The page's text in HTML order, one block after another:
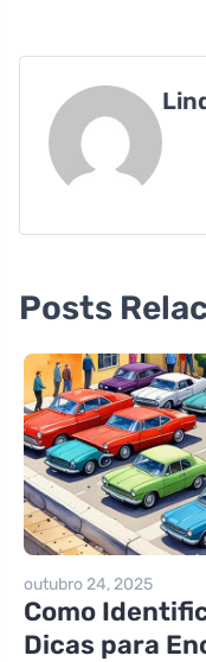
Posts
outubro 24, 2025
Como
Dicas para